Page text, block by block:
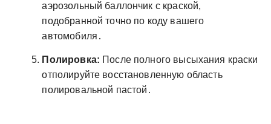
аэрозольный баллончик с краской,
подобранной точно по коду вашего
автомобиля․
Полировка: После полного высыхания краски
отполируйте восстановленную область
полировальной пастой․